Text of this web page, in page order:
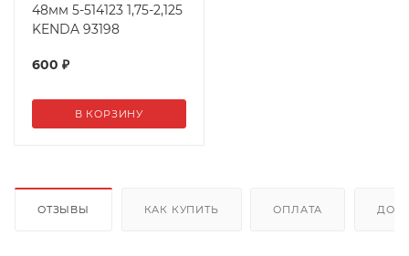
48мм 5-514123 1,75-2,125
KENDA 93198
600 ₽
В КОРЗИНУ
ОТЗЫВЫ КАК КУПИТЬ ОПЛАТА